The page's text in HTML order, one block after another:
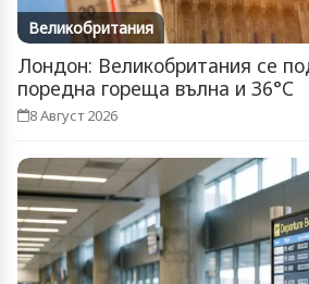
Великобритания
Лондон: Великобритания се
поредна гореща вълна и 36°C
8 Август 2026